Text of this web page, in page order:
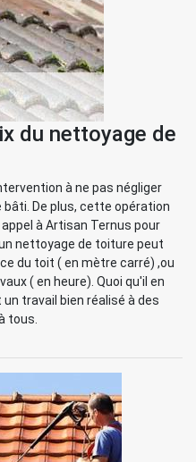
du nettoyage de
à ne pas négliger
De plus, cette opération
à Artisan Ternus pour
nettoyage de toiture peut
du toit ( en mètre carré) ,ou
( en heure). Quoi qu'il en
travail bien réalisé à des
tous.